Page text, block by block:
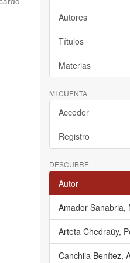
Autores
Títulos
Materias
MI CUENTA
Acceder
Registro
DESCUBRE
Autor
Amador Sanabria,
Arteta Chedraüy,
Canchila Benítez,